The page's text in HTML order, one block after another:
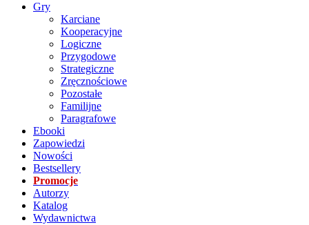
Gry
Karciane
Kooperacyjne
Logiczne
Przygodowe
Strategiczne
Zręcznościowe
Pozostałe
Familijne
Paragrafowe
Ebooki
Zapowiedzi
Nowości
Bestsellery
Promocje
Autorzy
Katalog
Wydawnictwa